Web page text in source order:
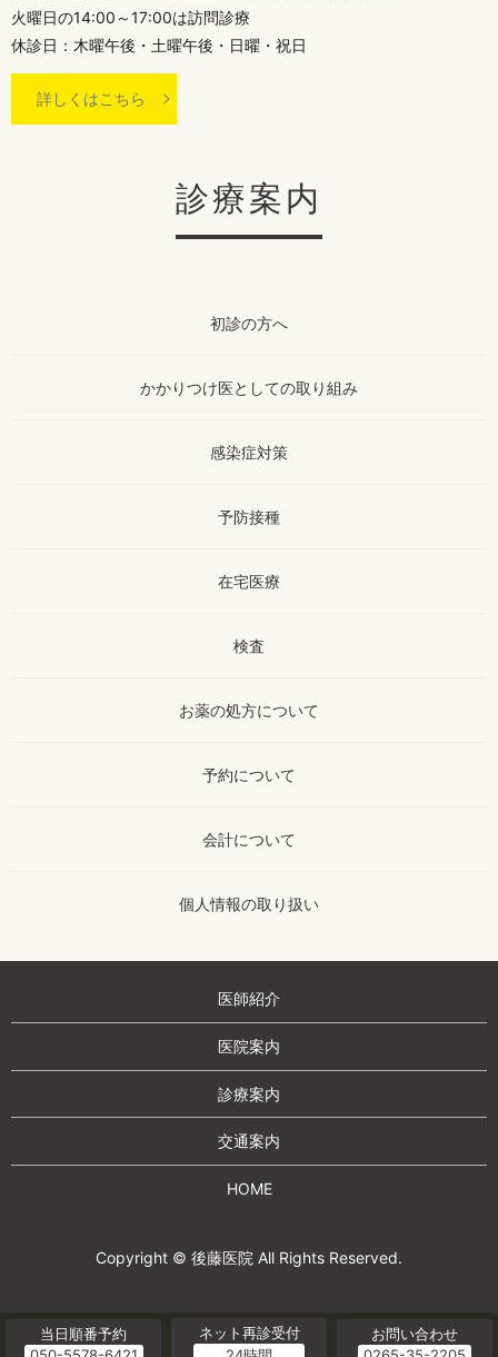
火曜日の14:00～17:00は訪問診療
休診日：木曜午後・土曜午後・日曜・祝日
詳しくはこちら
診療案内
初診の方へ
かかりつけ医としての取り組み
感染症対策
予防接種
在宅医療
検査
お薬の処方について
予約について
会計について
個人情報の取り扱い
当日順番予約 ネット再診受付 お問い合わせ
医師紹介
医院案内
診療案内
交通案内
HOME
Copyright © 後藤医院 All Rights Reserved.